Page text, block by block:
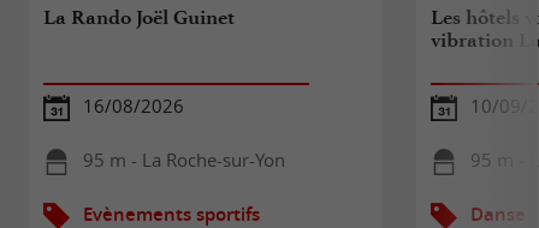
La Rando Joël Guinet
16/08/2026
95 m - La Roche-sur-Yon
Evènements sportifs
Les hôtels
vibration
10/09/
95 m -
Danse